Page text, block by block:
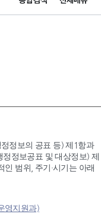
정보의 공표 등) 제1항과
정정보공표 및 대상정보) 제
범위, 주기·시기는 아래
영지원과)